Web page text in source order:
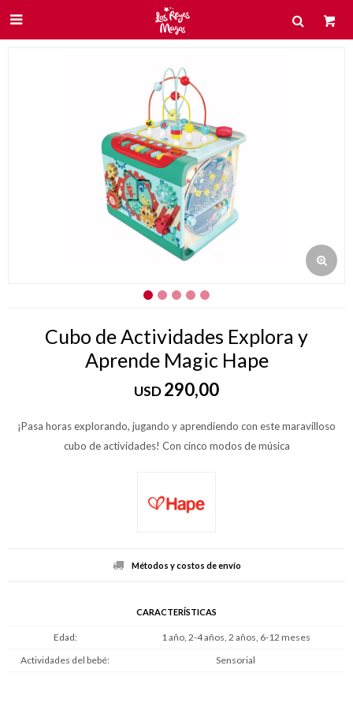

Cubo de Actividades Explora y
Aprende Magic Hape
USD290,00
¡Pasa horas explorando, jugando y aprendiendo con este maravilloso
cubo de actividades! Con cinco modos de música
Métodos y costos de envío
CARACTERÍSTICAS
Edad
1 año, 2-4 años, 2 años, 6-12 meses
Actividades del bebé
Sensorial